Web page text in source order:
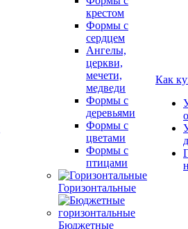
крестом
Формы с
сердцем
Ангелы,
церкви,
мечети,
медведи
Формы с
деревьями
Формы с
цветами
Формы с
птицами
Горизонтальные
Бюджетные
Как